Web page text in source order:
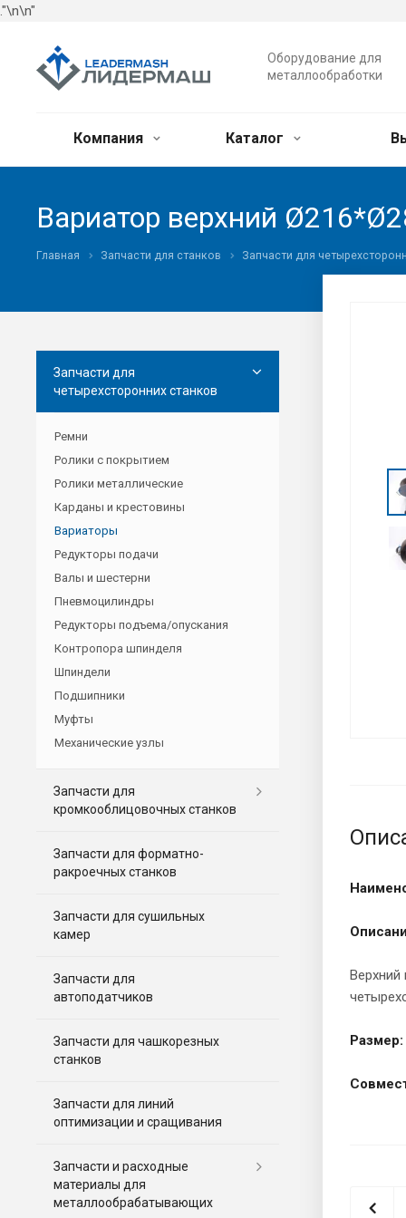
."\n\n"
Оборудование для
металлообработки
Компания Каталог
Вариатор верхний
Главная Запчасти для станков Запчасти для
Верхний
Размер:
Запчасти для
четырехсторонних станков
Ремни
Ролики с покрытием
Ролики металлические
Карданы и крестовины
Вариаторы
Редукторы подачи
Валы и шестерни
Пневмоцилиндры
Редукторы подъема/опускания
Контропора шпинделя
Шпиндели
Подшипники
Муфты
Механические узлы
Запчасти для
кромкооблицовочных станков
Запчасти для форматно-
ракроечных станков
Запчасти для сушильных
камер
Запчасти для
автоподатчиков
Запчасти для чашкорезных
станков
Запчасти для линий
оптимизации и сращивания
Запчасти и расходные
материалы для
металлообрабатывающих